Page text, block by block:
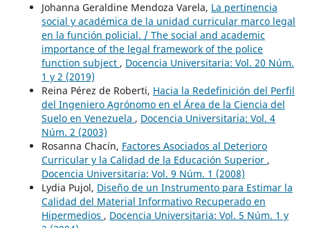
Johanna Geraldine Mendoza Varela, La pertinencia
social y académica de la unidad curricular marco legal
en la función policial. / The social and academic
importance of the legal framework of the police
function subject , Docencia Universitaria: Vol. 20 Núm.
1 y 2 (2019)
Reina Pérez de Roberti, Hacia la Redefinición del Perfil
del Ingeniero Agrónomo en el Área de la Ciencia del
Suelo en Venezuela , Docencia Universitaria: Vol. 4
Núm. 2 (2003)
Rosanna Chacín, Factores Asociados al Deterioro
Curricular y la Calidad de la Educación Superior ,
Docencia Universitaria: Vol. 9 Núm. 1 (2008)
Lydia Pujol, Diseño de un Instrumento para Estimar la
Calidad del Material Informativo Recuperado en
Hipermedios , Docencia Universitaria: Vol. 5 Núm. 1 y